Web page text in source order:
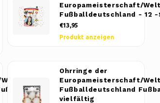
Europameisterschaft/
Fußballdeutschland - 12 -
€13,95
Produkt anzeigen
-
Ohrringe der
Europameisterschaft/
Fußballdeutschland
vielfältig